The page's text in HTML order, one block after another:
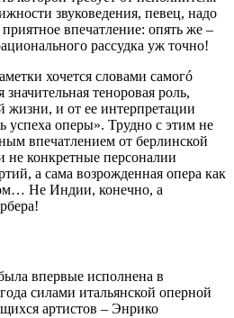
звуковедения, певец, надо
впечатление: опять же –
рассудка уж точно!
хочется словами самогó
теноровая роль,
жизни, и от ее интерпретации
успеха оперы». Трудно с этим не
впечатлением от берлинской
не конкретные персоналии
а сама возрожденная опера как
Не Индии, конечно, а
впервые исполнена в
силами итальянской оперной
артистов – Энрико